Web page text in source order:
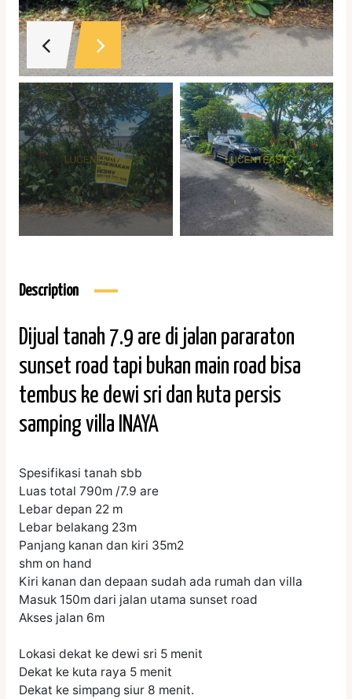
Description
Dijual tanah 7.9 are di jalan pararaton
sunset road tapi bukan main road bisa
tembus ke dewi sri dan kuta persis
samping villa INAYA
Spesifikasi tanah sbb
Luas total 790m /7.9 are
Lebar depan 22 m
Lebar belakang 23m
Panjang kanan dan kiri 35m2
shm on hand
Kiri kanan dan depaan sudah ada rumah dan villa
Masuk 150m dari jalan utama sunset road
Akses jalan 6m
Lokasi dekat ke dewi sri 5 menit
Dekat ke kuta raya 5 menit
Dekat ke simpang siur 8 menit.